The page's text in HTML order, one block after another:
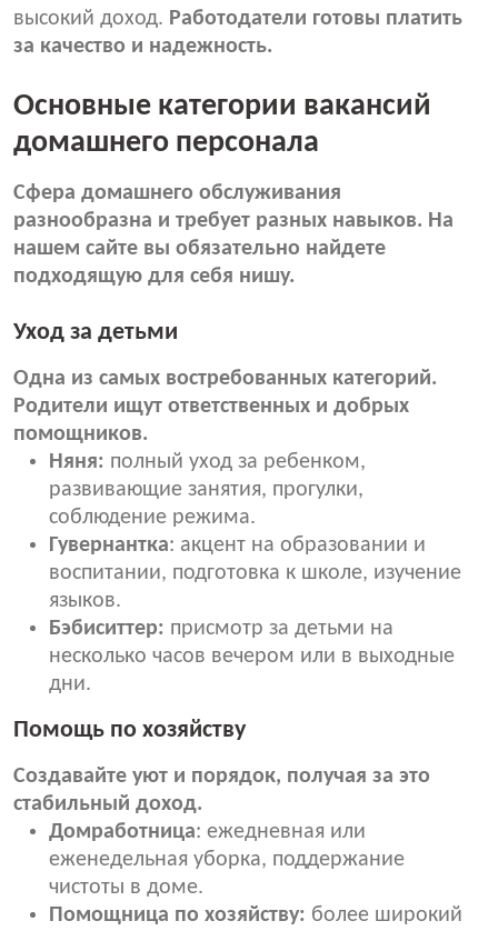
высокий доход. Работодатели готовы платить
за качество и надежность.
Основные категории вакансий
домашнего персонала
Сфера домашнего обслуживания
разнообразна и требует разных навыков. На
нашем сайте вы обязательно найдете
подходящую для себя нишу.
Уход за детьми
Одна из самых востребованных категорий.
Родители ищут ответственных и добрых
помощников.
Няня: полный уход за ребенком,
развивающие занятия, прогулки,
соблюдение режима.
Гувернантка: акцент на образовании и
воспитании, подготовка к школе, изучение
языков.
Бэбиситтер: присмотр за детьми на
несколько часов вечером или в выходные
дни.
Помощь по хозяйству
Создавайте уют и порядок, получая за это
стабильный доход.
Домработница: ежедневная или
еженедельная уборка, поддержание
чистоты в доме.
Помощница по хозяйству: более широкий